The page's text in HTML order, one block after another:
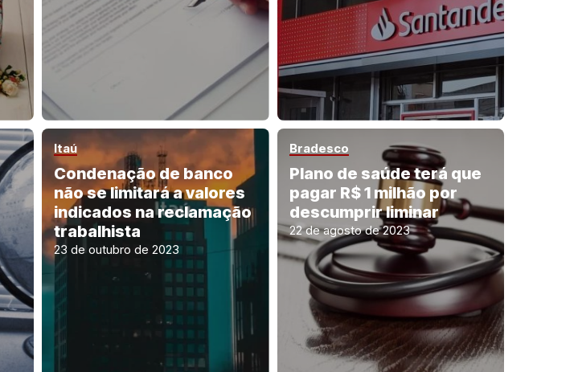
Itaú
Condenação de banco
não se limitará a valores
indicados na reclamação
trabalhista
23 de outubro de 2023
Bradesco
Plano de saúde terá que
pagar R$ 1 milhão por
descumprir liminar
22 de agosto de 2023